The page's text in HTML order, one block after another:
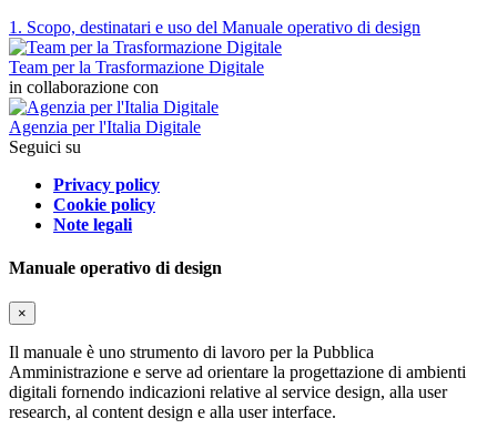
1. Scopo, destinatari e uso del Manuale operativo di design
Team per la Trasformazione Digitale
in collaborazione con
Agenzia per l'Italia Digitale
Seguici su
Privacy policy
Cookie policy
Note legali
Manuale operativo di design
×
Il manuale è uno strumento di lavoro per la Pubblica
Amministrazione e serve ad orientare la progettazione di ambienti
digitali fornendo indicazioni relative al service design, alla user
research, al content design e alla user interface.